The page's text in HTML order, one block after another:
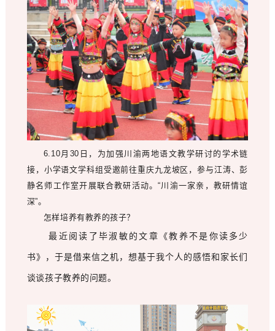
6.10月30日，为加强川渝两地语文教学研讨的学术链
接，小学语文学科组受邀前往重庆九龙坡区，参与江涛、彭
静名师工作室开展联合教研活动。“川渝一家亲，教研情谊
深”。
怎样培养有教养的孩子？
最近阅读了毕淑敏的文章《教养不是你读多少
书》，于是借来信之机，想基于我个人的感悟和家长们
谈谈孩子教养的问题。